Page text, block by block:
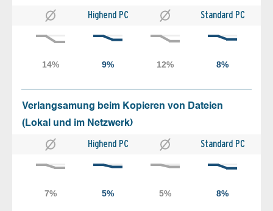
Highend PC Standard PC
Verlangsamung beim Kopieren von Dateien
(Lokal und im Netzwerk)
Highend PC Standard PC